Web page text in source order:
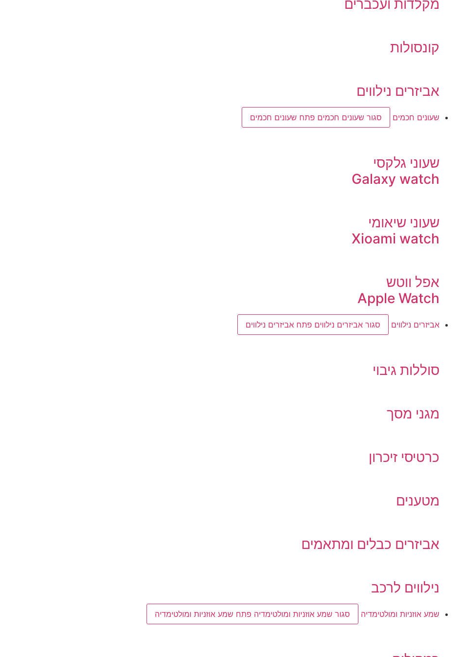
מקלדות ועכברים
קונסולות
אביזרים נילווים
שעונים חכמים סגור שעונים חכמים פתח שעונים חכמים
שעוני גלקסי
Galaxy watch
שעוני שיאומי
Xioami watch
אפל ווטש
Apple Watch
אביזרים נילווים סגור אביזרים נילווים פתח אביזרים נילווים
סוללות גיבוי
מגני מסך
כרטיסי זיכרון
מטענים
אביזרים כבלים ומתאמים
נילווים לרכב
שמע אוזניות ומולטימדיה סגור שמע אוזניות ומולטימדיה פתח שמע אוזניות ומולטימדיה